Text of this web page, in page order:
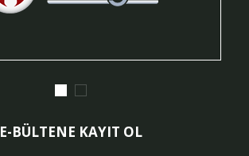
E-BÜLTENE KAYIT OL